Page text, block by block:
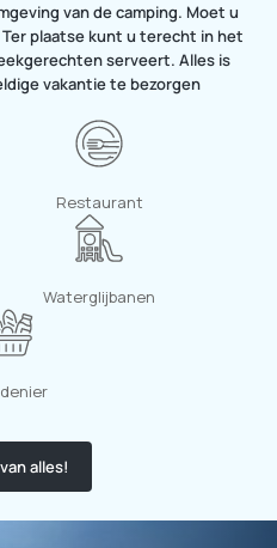
van de camping. Moet u
plaatse kunt u terecht in het
serveert. Alles is
vakantie te bezorgen
Restaurant
Waterglijbanen
alles!